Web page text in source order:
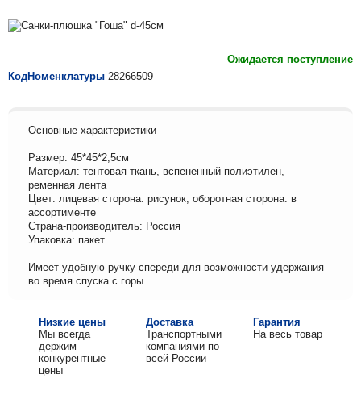
Ожидается поступление
КодНоменклатуры 28266509
Основные характеристики
Размер: 45*45*2,5см
Материал: тентовая ткань, вспененный полиэтилен,
ременная лента
Цвет: лицевая сторона: рисунок; оборотная сторона: в
ассортименте
Страна-производитель: Россия
Упаковка: пакет
Имеет удобную ручку спереди для возможности удержания
во время спуска с горы.
Низкие цены
Мы всегда
держим
конкурентные
цены
Доставка
Транспортными
компаниями по
всей России
Гарантия
На весь товар